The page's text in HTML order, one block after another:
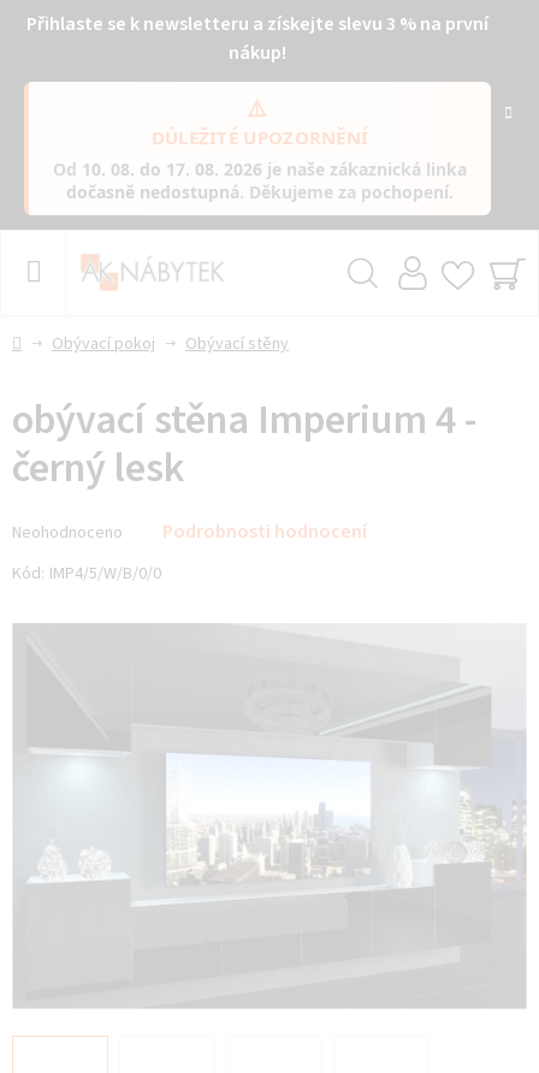
Přihlaste se k newsletteru a získejte slevu 3 % na první
nákup!
⚠️
DŮLEŽITÉ UPOZORNĚNÍ
Od 10. 08. do 17. 08. 2026 je naše zákaznická linka
dočasně nedostupná. Děkujeme za pochopení.
DomůObývací pokoj Obývací stěny
obývací stěna Imperium 4 -
černý lesk
hodnocení
produktu
0,0
Neohodnoceno Podrobnosti hodnocení
Kód: IMP4/5/W/B/0/0